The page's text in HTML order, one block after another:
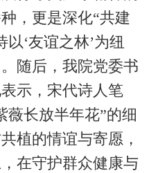
，更是深化“共建
‘友谊之林’为纽
随后，我院党委书
示，宋代诗人笔
薇长放半年花”的细
植的情谊与寄愿，
在守护群众健康与